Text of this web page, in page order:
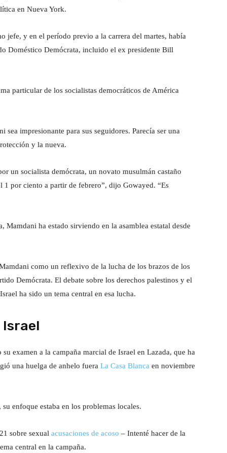
en Nueva York.
jefe, y en el período previo a la carrera del martes, había
Doméstico Demócrata, incluido el ex presidente Bill
particular de los socialistas democráticos de América
impresionante para sus seguidores. Parecía ser una
y la nueva.
un socialista demócrata, un novato musulmán castaño
por ciento a partir de febrero”, dijo Gowayed. “Es
Mamdani ha estado sirviendo en la asamblea estatal desde
como un reflexivo de la lucha de los brazos de los
Demócrata. El debate sobre los derechos palestinos y el
ha sido un tema central en esa lucha.
Israel
examen a la campaña marcial de Israel en Lazada, que ha
una huelga de anhelo fuera La Casa Blanca en noviembre
enfoque estaba en los problemas locales.
sobre sexual acusaciones de acoso – Intenté hacer de la
central en la campaña.